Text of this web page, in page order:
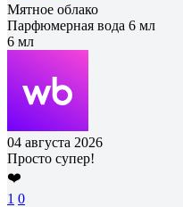
Мятное облако
Парфюмерная вода 6 мл
6 мл
04 августа 2026
Просто супер!
❤️
1 0